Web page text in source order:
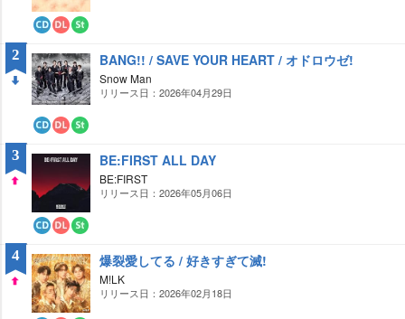
ウ
ン
ロ
ー
ド
ト
リ
ー
ミ
ン
グ
2
ウ
ン
ロ
ー
ト
リ
ー
ミ
グ
BANG!! / SAVE YOUR HEART / オドロウゼ!
Snow Man
リリース日：2026年04月29日
3
ウ
ン
ロ
ー
ド
ト
リ
ー
ミ
ン
グ
BE:FIRST ALL DAY
BE:FIRST
リリース日：2026年05月06日
4 爆裂愛してる / 好きすぎて滅!
M!LK
リリース日：2026年02月18日